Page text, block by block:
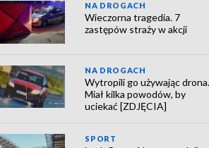
NA DROGACH
Wieczorna tragedia. 7
zastępów straży w akcji
NA DROGACH
Wytropili go używając drona.
Miał kilka powodów, by
uciekać [ZDJĘCIA]
SPORT